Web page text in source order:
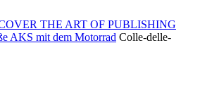
THE ART OF PUBLISHING
AKS mit dem Motorrad Colle-delle-